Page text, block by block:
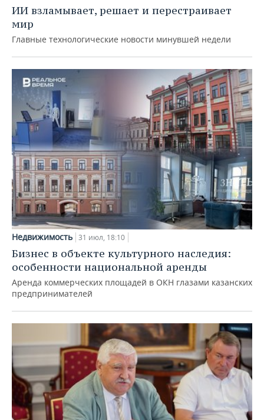
ИИ взламывает, решает и перестраивает
мир
Главные технологические новости минувшей недели
Недвижимость 31 июл, 18:10
Бизнес в объекте культурного наследия:
особенности национальной аренды
Аренда коммерческих площадей в ОКН глазами казанских
предпринимателей